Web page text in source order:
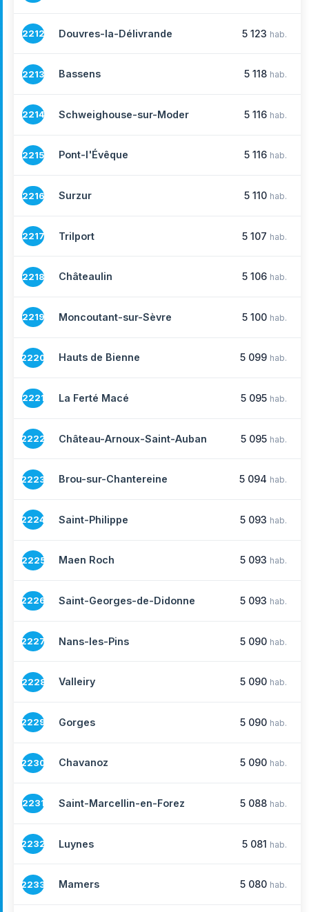
2212 Douvres-la-Délivrande 5 123 hab.
2213 Bassens 5 118 hab.
2214 Schweighouse-sur-Moder 5 116 hab.
2215 Pont-l'Évêque 5 116 hab.
2216 Surzur 5 110 hab.
2217 Trilport 5 107 hab.
2218 Châteaulin 5 106 hab.
2219 Moncoutant-sur-Sèvre 5 100 hab.
2220 Hauts de Bienne 5 099 hab.
2221 La Ferté Macé 5 095 hab.
2222 Château-Arnoux-Saint-Auban 5 095 hab.
2223 Brou-sur-Chantereine 5 094 hab.
2224 Saint-Philippe 5 093 hab.
2225 Maen Roch 5 093 hab.
2226 Saint-Georges-de-Didonne 5 093 hab.
2227 Nans-les-Pins 5 090 hab.
2228 Valleiry 5 090 hab.
2229 Gorges 5 090 hab.
2230 Chavanoz 5 090 hab.
2231 Saint-Marcellin-en-Forez 5 088 hab.
2232 Luynes 5 081 hab.
2233 Mamers 5 080 hab.